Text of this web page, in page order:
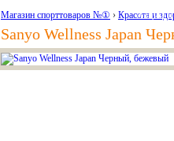
Акции и
Магазин спорттоваров №① › Красота и
Sanyo Wellness Japan